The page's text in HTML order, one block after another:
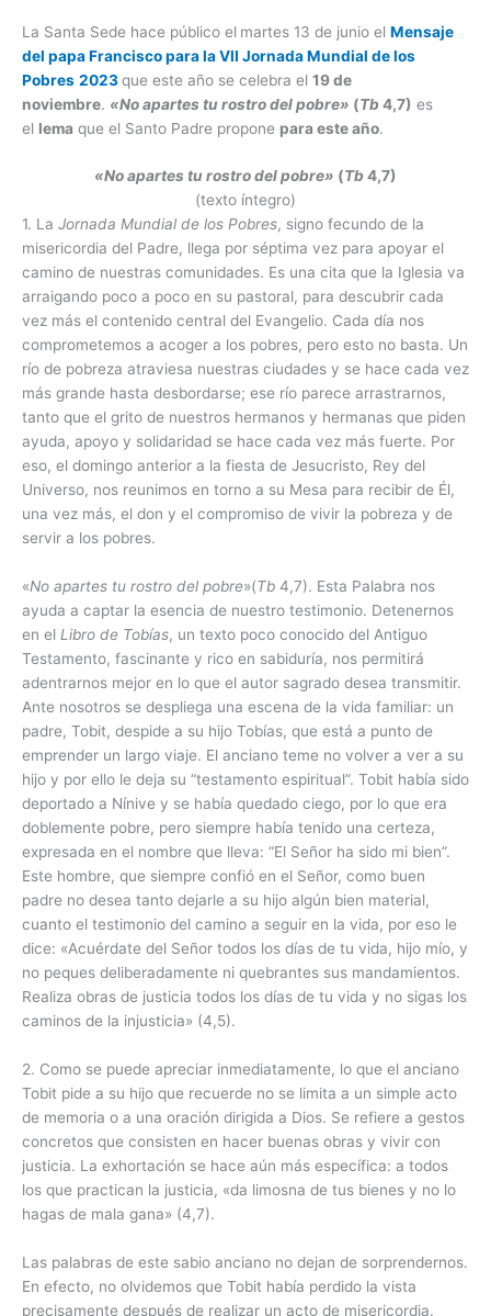
La Santa Sede hace público el martes 13 de junio el Mensaje
del papa Francisco para la VII Jornada Mundial de los
Pobres 2023que este año se celebra el 19 de
noviembre. «No apartes tu rostro del pobre» (Tb 4,7) es
el lema que el Santo Padre propone para este año.
«No apartes tu rostro del pobre» (Tb 4,7)
(texto íntegro)
1. La Jornada Mundial de los Pobres, signo fecundo de la
misericordia del Padre, llega por séptima vez para apoyar el
camino de nuestras comunidades. Es una cita que la Iglesia va
arraigando poco a poco en su pastoral, para descubrir cada
vez más el contenido central del Evangelio. Cada día nos
comprometemos a acoger a los pobres, pero esto no basta. Un
río de pobreza atraviesa nuestras ciudades y se hace cada vez
más grande hasta desbordarse; ese río parece arrastrarnos,
tanto que el grito de nuestros hermanos y hermanas que piden
ayuda, apoyo y solidaridad se hace cada vez más fuerte. Por
eso, el domingo anterior a la fiesta de Jesucristo, Rey del
Universo, nos reunimos en torno a su Mesa para recibir de Él,
una vez más, el don y el compromiso de vivir la pobreza y de
servir a los pobres.
«No apartes tu rostro del pobre»(Tb 4,7). Esta Palabra nos
ayuda a captar la esencia de nuestro testimonio. Detenernos
en el Libro de Tobías, un texto poco conocido del Antiguo
Testamento, fascinante y rico en sabiduría, nos permitirá
adentrarnos mejor en lo que el autor sagrado desea transmitir.
Ante nosotros se despliega una escena de la vida familiar: un
padre, Tobit, despide a su hijo Tobías, que está a punto de
emprender un largo viaje. El anciano teme no volver a ver a su
hijo y por ello le deja su “testamento espiritual”. Tobit había sido
deportado a Nínive y se había quedado ciego, por lo que era
doblemente pobre, pero siempre había tenido una certeza,
expresada en el nombre que lleva: “El Señor ha sido mi bien”.
Este hombre, que siempre confió en el Señor, como buen
padre no desea tanto dejarle a su hijo algún bien material,
cuanto el testimonio del camino a seguir en la vida, por eso le
dice: «Acuérdate del Señor todos los días de tu vida, hijo mío, y
no peques deliberadamente ni quebrantes sus mandamientos.
Realiza obras de justicia todos los días de tu vida y no sigas los
caminos de la injusticia» (4,5).
2. Como se puede apreciar inmediatamente, lo que el anciano
Tobit pide a su hijo que recuerde no se limita a un simple acto
de memoria o a una oración dirigida a Dios. Se refiere a gestos
concretos que consisten en hacer buenas obras y vivir con
justicia. La exhortación se hace aún más específica: a todos
los que practican la justicia, «da limosna de tus bienes y no lo
hagas de mala gana» (4,7).
Las palabras de este sabio anciano no dejan de sorprendernos.
En efecto, no olvidemos que Tobit había perdido la vista
precisamente después de realizar un acto de misericordia.